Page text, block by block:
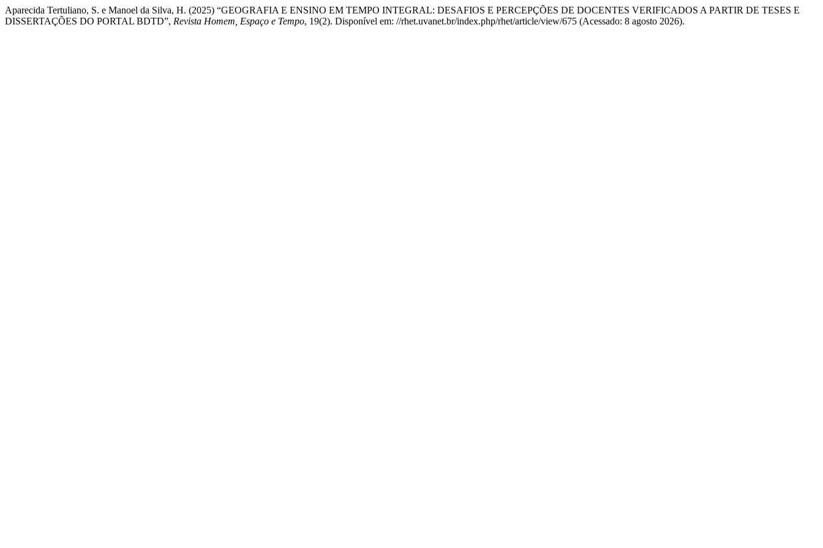
Aparecida Tertuliano, S. e Manoel da Silva, H. (2025) “GEOGRAFIA E ENSINO EM TEMPO INTEGRAL: DESAFIOS E PERCEPÇÕES DE DOCENTES VERIFICADOS A PARTIR DE TESES E
DISSERTAÇÕES DO PORTAL BDTD”, Revista Homem, Espaço e Tempo, 19(2). Disponível em: //rhet.uvanet.br/index.php/rhet/article/view/675 (Acessado: 8 agosto 2026).